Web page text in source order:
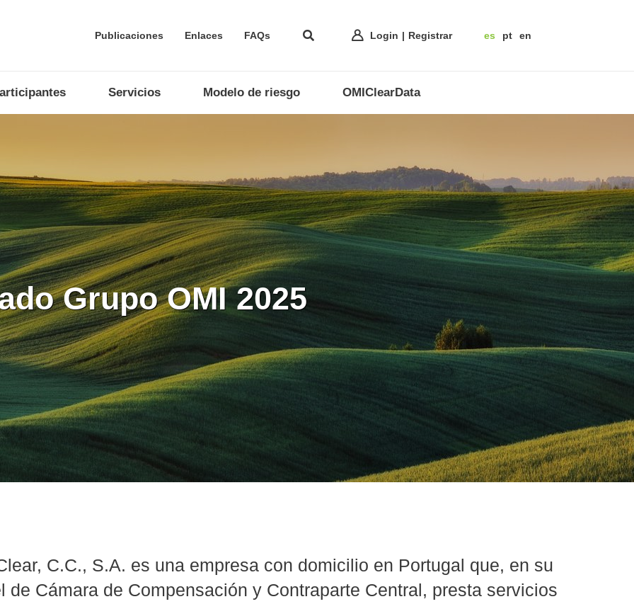
Publicaciones Enlaces FAQs Login Registrar es pt en
Servicios Modelo de riesgo OMIClearData
Grupo OMI 2025
empresa en proceso de
de soluciones
están integrados en Europa
C.C., S.A. es una empresa con domicilio en Portugal que, en su
de Cámara de Compensación y Contraparte Central, presta servicios